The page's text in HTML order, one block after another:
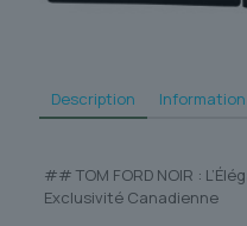
Description
## TOM FORD NOIR :
Exclusivité Canadienne